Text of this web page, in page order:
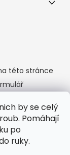
by se celý
Pomáhají
po
ruky.
této stránce